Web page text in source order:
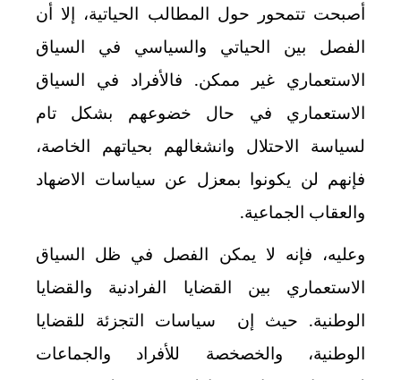
أصبحت تتمحور حول المطالب الحياتية، إلا أن
الفصل بين الحياتي والسياسي في السياق
الاستعماري غير ممكن. فالأفراد في السياق
الاستعماري في حال خضوعهم بشكل تام
لسياسة الاحتلال وانشغالهم بحياتهم الخاصة،
فإنهم لن يكونوا بمعزل عن سياسات الاضهاد
والعقاب الجماعية.
وعليه، فإنه لا يمكن الفصل في ظل السياق
الاستعماري بين القضايا الفرادنية والقضايا
الوطنية. حيث إن سياسات التجزئة للقضايا
الوطنية، والخصخصة للأفراد والجماعات